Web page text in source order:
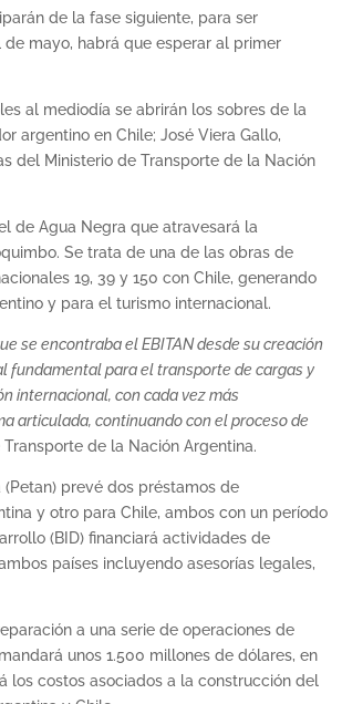
de la fase siguiente, para ser
mayo, habrá que esperar al primer
al mediodía se abrirán los sobres de la
argentino en Chile; José Viera Gallo,
del Ministerio de Transporte de la Nación
de Agua Negra que atravesará la
Se trata de una de las obras de
19, 39 y 150 con Chile, generando
y para el turismo internacional.
se encontraba el EBITAN desde su creación
fundamental para el transporte de cargas y
internacional, con cada vez más
articulada, continuando con el proceso de
de la Nación Argentina.
prevé dos préstamos de
y otro para Chile, ambos con un período
(BID) financiará actividades de
países incluyendo asesorías legales,
a una serie de operaciones de
unos 1.500 millones de dólares, en
los costos asociados a la construcción del